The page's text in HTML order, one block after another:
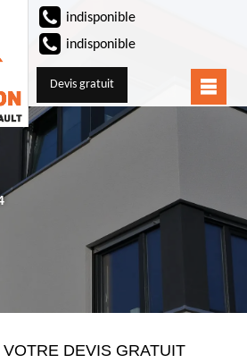
indisponible
indisponible
Devis gratuit
DEVIS GRATUIT